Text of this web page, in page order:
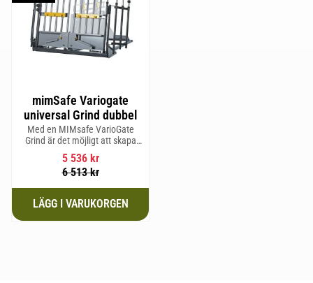
mimSafe Variogate
universal Grind dubbel
Med en MIMsafe VarioGate
Grind är det möjligt att skapa
ett inhägnat område i hela
bagageutrymmet som kan
användas för transport av
hundar eller last
5 536kr
6 513kr